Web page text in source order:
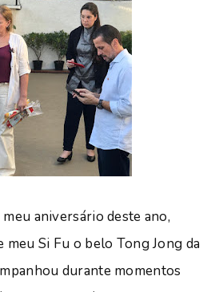
deste ano,
meu Si Fu o belo Tong Jong da
durante momentos